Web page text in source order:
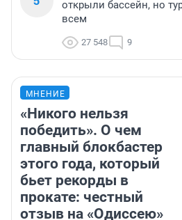
открыли бассейн, но
всем
27 548 9
МНЕНИЕ
«Никого нельзя
победить». О чем
главный блокбастер
этого года, который
бьет рекорды в
прокате: честный
отзыв на «Одиссею»